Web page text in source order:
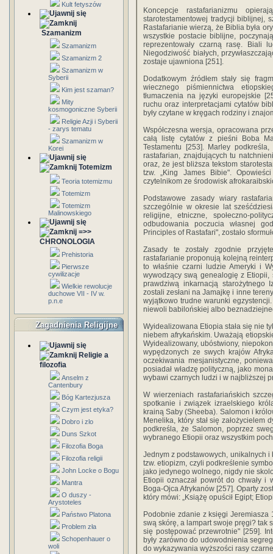
Kult fetyszów
Szamanizm
Szamanizm
Szamanizm 2
Szamanizm w
Syberii
Kim jest szaman?
Mity
kosmogoniczne Syberii
Religie Azji i Syberii
- zarys tematu
Szamanizm w
Korei
Totemizm
Teoria totemizmu
Totemizm
Totemizm
Malinowskiego
=>>
CHRONOLOGIA
Prehistoria
Pierwsze
cywilizacje
Wielkie rewolucje
duchowe VII - IV w.
p.n.e
Zagadnienia Religijne
Religie a
filozofia
Anselm z
Cantenbury
Bóg Kartezjusza
Czym jest etyka?
Dobro i zlo
Duns Szkot
Filozofia Boga
Filozofia religii
John Locke o Bogu
Mantra
O duszy -
Arystoteles
Państwo Platona
Problem zła
Schopenhauer o
woli
Koncepcje rastafarianizmu
starotestamentowej tradycji biblijnej,
Rastafarianie wierzą, że Biblia była
wszystkie postacie biblijne,
reprezentowały czarną rasę. Biali
Niegodziwość białych,
zostaje ujawniona [251].
Dodatkowym źródłem stały się
wiecznego piśmiennictwa
tłumaczenia na języki europejskie
ruchu oraz interpretacjami cytatów
były czytane w kręgach rodziny i
Współczesna wersja, opracowana
całą listę cytatów z pieśni Boba
Testamentu [253]. Marley
rastafarian, znajdujących tu
oraz, że jest bliższa tekstom
tzw. „King James Bibie".
czytelnikom ze środowisk
Podstawowe zasady wiary
szczególnie w okresie lat
religijne, etniczne, społeczno-
odbudowania poczucia własnej
Principles of Rastafari", zostało
Zasady te zostały zgodnie
rastafarianie proponują kolejną
to właśnie czarni ludzie Ameryki i
wywodzący swą genealogię z
prawdziwą inkarnacją starożytnego
zostali zesłani na Jamajkę i inne
wyjątkowo trudne warunki
niewoli babilońskiej albo
Wyidealizowana Etiopia stała się nie
niebem afrykańskim. Uważają
Wyidealizowany, ubóstwiony,
wypędzonych ze swych krajów
oczekiwania mesjanistyczne,
posiadał władzę polityczną, jako
wybawi czarnych ludzi i w najbliższej
W wierzeniach rastafariańskich
spotkanie i związek izraelskiego
krainą Saby (Sheeba). Salomon i
Menelika, który stał się
podkreśla, że Salomon, poprzez
wybranego Etiopii oraz wszystkim
Jednym z podstawowych, unikalnych i
tzw. etiopizm, czyli podkreślenie
jako jedynego wolnego, nigdy nie
Etiopii oznaczał powrót do chwały
Boga-Ojca Afrykanów [257]. Oparty
który mówi: „Książę opuścił Egipt;
Podobnie zdanie z księgi Jeremiasza
swą skórę, a lampart swoje pręgi? tak
się postępować przewrotnie" [259].
były zarówno do udowodnienia
do wykazywania wyższości rasy